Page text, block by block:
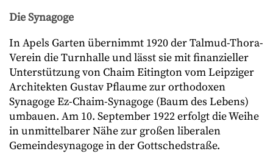
Die Synagoge
In Apels Garten übernimmt 1920 der Talmud-Thora-
Verein die Turnhalle und lässt sie mit finanzieller
Unterstützung von Chaim Eitington vom Leipziger
Architekten Gustav Pflaume zur orthodoxen
Synagoge Ez-Chaim-Synagoge (Baum des Lebens)
umbauen. Am 10. September 1922 erfolgt die Weihe
in unmittelbarer Nähe zur großen liberalen
Gemeindesynagoge in der Gottschedstraße.